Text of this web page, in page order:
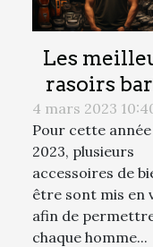
Les
rasoirs
choisir en
4 mars 2023
Pour cette année
2023, plusieurs
accessoires de
être sont mis en
afin de
chaque homme...